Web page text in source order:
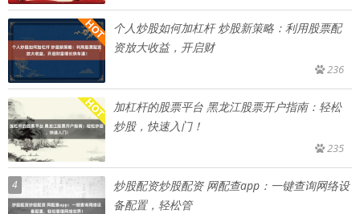
个人炒股如何加杠杆 炒股新策略：利用股票配
资放大收益，开启财
236
加杠杆的股票平台 黑龙江股票开户指南：轻松
炒股，快速入门！
235
4
炒股配资炒股配资 网配查app：一键查询网络设
备配置，轻松管